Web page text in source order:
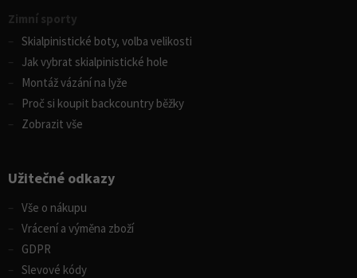
Zimní sporty
Skialpinistické boty, volba velikosti
Jak vybrat skialpinistické hole
Montáž vázání na lyže
Proč si koupit backcountry běžky
Zobrazit vše
Užitečné odkazy
Vše o nákupu
Vrácení a výměna zboží
GDPR
Slevové kódy